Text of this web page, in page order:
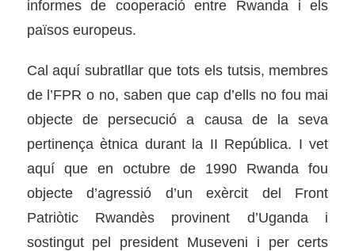
informes de cooperació entre Rwanda i els
països europeus.
Cal aquí subratllar que tots els tutsis, membres
de l’FPR o no, saben que cap d’ells no fou mai
objecte de persecució a causa de la seva
pertinença ètnica durant la II República. I vet
aquí que en octubre de 1990 Rwanda fou
objecte d’agressió d’un exèrcit del Front
Patriòtic Rwandès provinent d’Uganda i
sostingut pel president Museveni i per certs